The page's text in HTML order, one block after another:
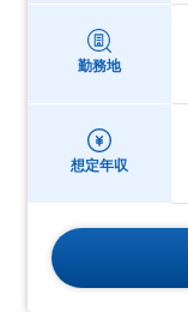
勤務地
想定年収